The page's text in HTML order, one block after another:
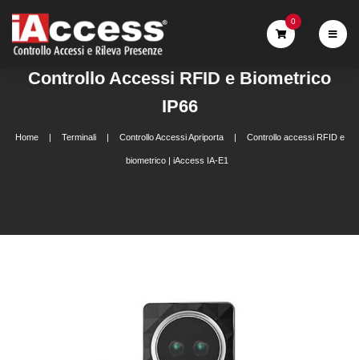
0
Controllo Accessi RFID e Biometrico
IP66
Home Terminali Controllo Accessi Apriporta Controllo accessi RFID e
biometrico | iAccess IA-E1